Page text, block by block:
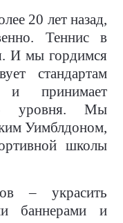
20 лет назад,
Теннис в
И мы гордимся
стандартам
и принимает
уровня. Мы
Уимблдоном,
школы
– украсить
баннерами и